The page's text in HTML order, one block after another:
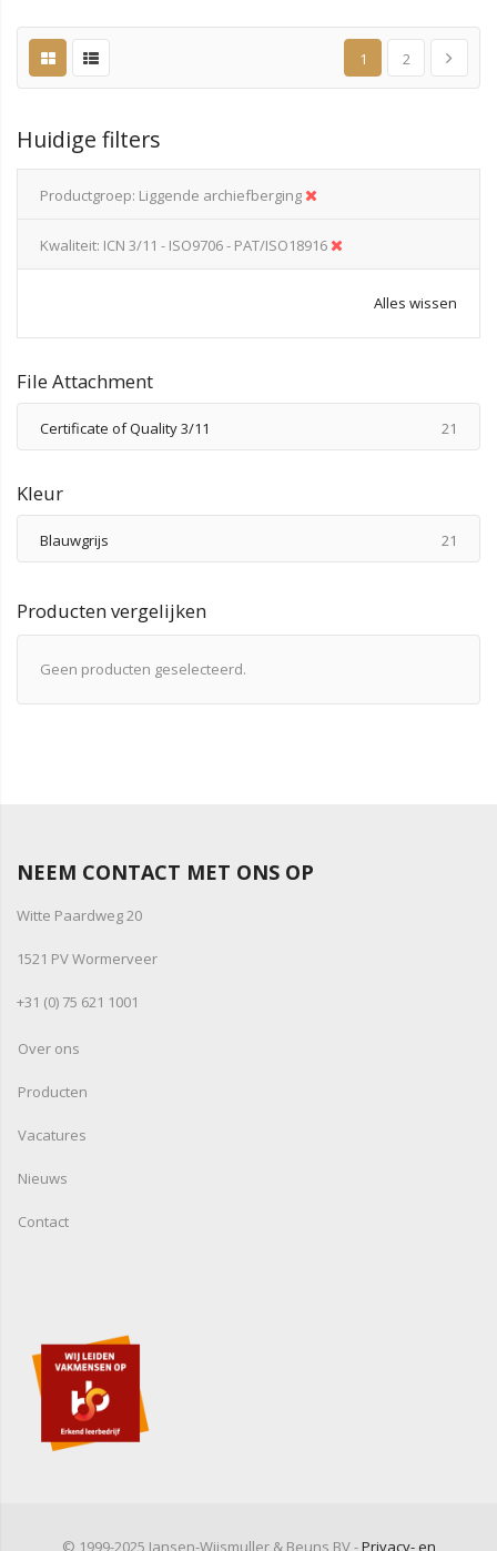
1 2
Huidige filters
Productgroep Liggende archiefberging
Kwaliteit ICN 3/11 - ISO9706 - PAT/ISO18916
Alles wissen
File Attachment
Certificate of Quality 3/11 21
Kleur
Blauwgrijs 21
Producten vergelijken
Geen producten geselecteerd.
NEEM CONTACT MET ONS OP
Witte Paardweg 20
1521 PV Wormerveer
+31 (0) 75 621 1001
Over ons
Producten
Vacatures
Nieuws
Contact
© 1999-2025 Jansen-Wijsmuller & Beuns BV -Privacy- en